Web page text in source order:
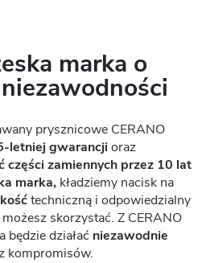
marka o
prysznicowe CERANO
letniej gwarancjioraz
części zamiennych przez 10 lat
marka, kładziemy nacisk na
techniczną i odpowiedzialny
skorzystać. Z CERANO
będzie działać niezawodnie
kompromisów.